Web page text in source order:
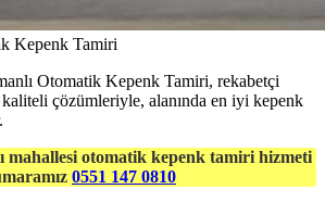
Kepenk Tamiri
Otomatik Kepenk Tamiri, rekabetçi
çözümleriyle, alanında en iyi kepenk
mahallesi otomatik kepenk tamiri hizmeti
0551 147 0810